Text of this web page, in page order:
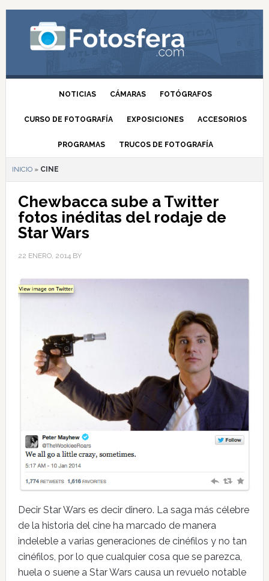
NOTICIAS CÁMARAS FOTÓGRAFOS
CURSO DE FOTOGRAFÍA EXPOSICIONES ACCESORIOS
PROGRAMAS TRUCOS DE FOTOGRAFÍA
INICIO» CINE
Chewbacca sube a Twitter
fotos inéditas del rodaje de
Star Wars
22 ENERO, 2014BY
Decir Star Wars es decir dinero. La saga más célebre
de la historia del cine ha marcado de manera
indeleble a varias generaciones de cinéfilos y no tan
cinéfilos, por lo que cualquier cosa que se parezca,
huela o suene a Star Wars causa un revuelo notable